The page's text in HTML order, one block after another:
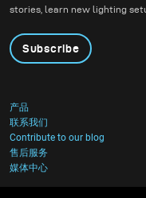
stories, learn new lighting
Subscribe
产品
联系我们
Contribute to our blog
售后服务
媒体中心